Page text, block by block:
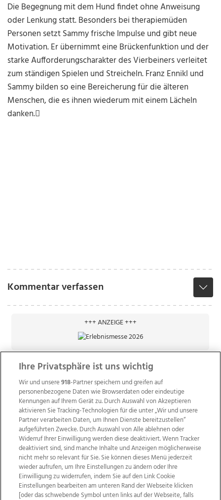
Die Begegnung mit dem Hund findet ohne Anweisung
oder Lenkung statt. Besonders bei therapiemüden
Personen setzt Sammy frische Impulse und gibt neue
Motivation. Er übernimmt eine Brückenfunktion und der
starke Aufforderungscharakter des Vierbeiners verleitet
zum ständigen Spielen und Streicheln. Franz Ennikl und
Sammy bilden so eine Bereicherung für die älteren
Menschen, die es ihnen wiederum mit einem Lächeln
danken.
Kommentar verfassen
+++ ANZEIGE +++
Wir über uns Mediadaten Kontakt
Jobs
Ihre Privatsphäre ist uns wichtig
Wir und unsere918-Partner speichern und greifen auf
personenbezogene Daten wie Browserdaten oder eindeutige
Kennungen auf Ihrem Gerät zu. Durch Auswahl von Akzeptieren
aktivieren Sie Tracking-Technologien für die unter „Wir und unsere
Partner verarbeiten Daten, um Ihnen Dienste bereitzustellen“
aufgeführten Zwecke. Durch Auswahl von Alle ablehnen oder
Widerruf Ihrer Einwilligung werden diese deaktiviert. Wenn Tracker
deaktiviert sind, sind manche Inhalte und Anzeigen möglicherweise
nicht mehr so relevant für Sie. Sie können dieses Menü jederzeit
wieder aufrufen, um Ihre Einstellungen zu ändern oder Ihre
Einwilligung zu widerrufen, indem Sie auf den Link Cookie
Einstellungen bearbeiten am unteren Rand der Webseite klicken
[oder das schwebende Symbol unten links auf der Webseite, falls